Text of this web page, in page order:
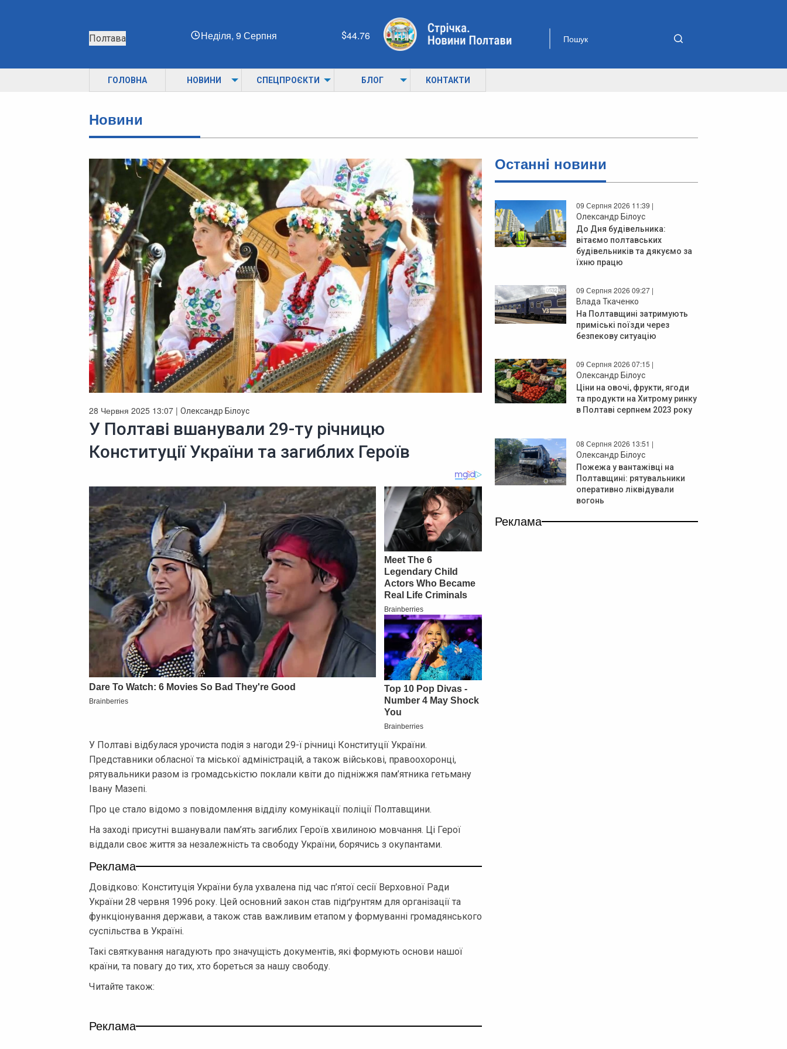
Полтава Неділя, 9 Серпня 44.76
ГОЛОВНА НОВИНИ СПЕЦПРОЄКТИ БЛОГ КОНТАКТИ
Новини
28 Червня 2025 13:07 | Олександр Білоус
У Полтаві вшанували 29-ту річницю
Конституції України та загиблих Героїв
У Полтаві відбулася урочиста подія з нагоди 29-ї річниці Конституції України.
Представники обласної та міської адміністрацій, а також військові, правоохоронці,
рятувальники разом із громадськістю поклали квіти до підніжжя пам’ятника гетьману
Івану Мазепі.
Про це стало відомо з повідомлення відділу комунікації поліції Полтавщини.
На заході присутні вшанували пам’ять загиблих Героїв хвилиною мовчання. Ці Герої
віддали своє життя за незалежність та свободу України, борячись з окупантами.
Реклама
Довідково: Конституція України була ухвалена під час п’ятої сесії Верховної Ради
України 28 червня 1996 року. Цей основний закон став підґрунтям для організації та
функціонування держави, а також став важливим етапом у формуванні громадянського
суспільства в Україні.
Такі святкування нагадують про значущість документів, які формують основи нашої
країни, та повагу до тих, хто бореться за нашу свободу.
Читайте також:
Реклама
Останнi новини
09 Серпня 2026 11:39 |
Олександр Білоус
До Дня будівельника:
вітаємо полтавських
будівельників та дякуємо за
їхню працю
09 Серпня 2026 09:27 |
Влада Ткаченко
На Полтавщині затримують
приміські поїзди через
безпекову ситуацію
09 Серпня 2026 07:15 |
Олександр Білоус
Ціни на овочі, фрукти, ягоди
та продукти на Хитрому ринку
в Полтаві серпнем 2023 року
08 Серпня 2026 13:51 |
Олександр Білоус
Пожежа у вантажівці на
Полтавщині: рятувальники
оперативно ліквідували
вогонь
Реклама